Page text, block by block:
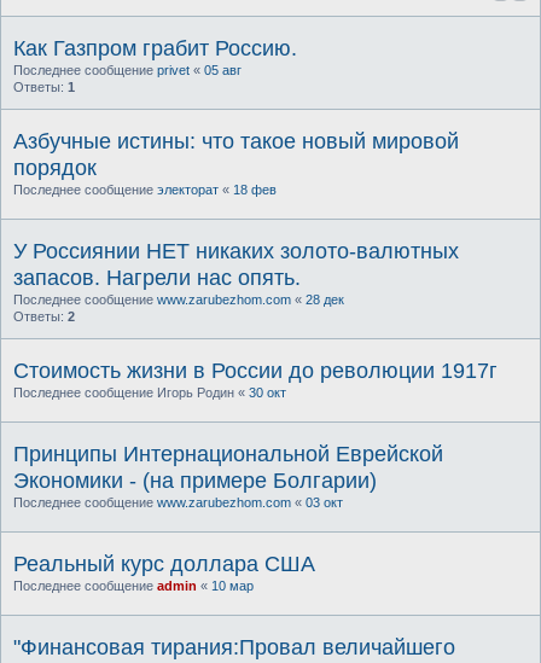
Как Газпром грабит Россию.
Последнее сообщение privet « 05 авг
Ответы: 1
Азбучные истины: что такое новый мировой
порядок
Последнее сообщение электорат « 18 фев
У Россиянии НЕТ никаких золото-валютных
запасов. Нагрели нас опять.
Последнее сообщение www.zarubezhom.com « 28 дек
Ответы: 2
Стоимость жизни в России до революции 1917г
Последнее сообщение Игорь Родин « 30 окт
Принципы Интернациональной Еврейской
Экономики - (на примере Болгарии)
Последнее сообщение www.zarubezhom.com « 03 окт
Реальный курс доллара США
Последнее сообщение admin « 10 мар
"Финансовая тирания:Провал величайшего